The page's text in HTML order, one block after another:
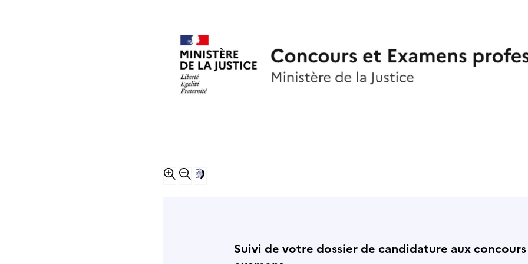
Suivi de votre dossier de candidature aux